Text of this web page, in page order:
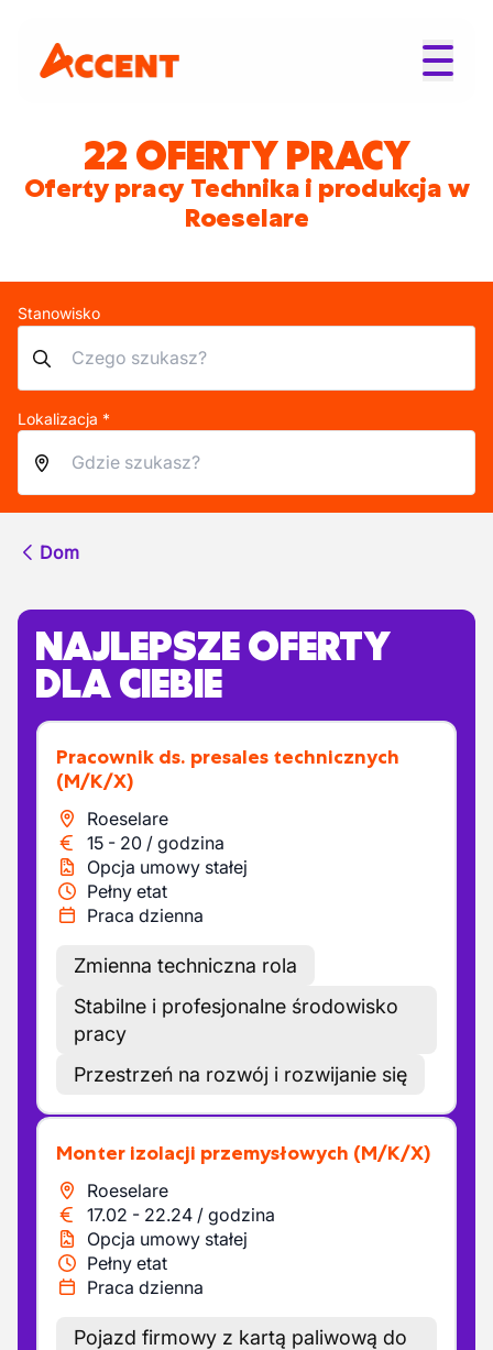
22 OFERTY PRACY
Oferty pracy Technika i produkcja w
Roeselare
Stanowisko
Lokalizacja *
Dom
NAJLEPSZE OFERTY
DLA CIEBIE
Pracownik ds. presales technicznych
(M/K/X)
Roeselare
15 - 20 / godzina
Opcja umowy stałej
Pełny etat
Praca dzienna
Zmienna techniczna rola
Stabilne i profesjonalne środowisko
pracy
Przestrzeń na rozwój i rozwijanie się
Monter izolacji przemysłowych (M/K/X)
Roeselare
17.02 - 22.24 / godzina
Opcja umowy stałej
Pełny etat
Praca dzienna
Pojazd firmowy z kartą paliwową do